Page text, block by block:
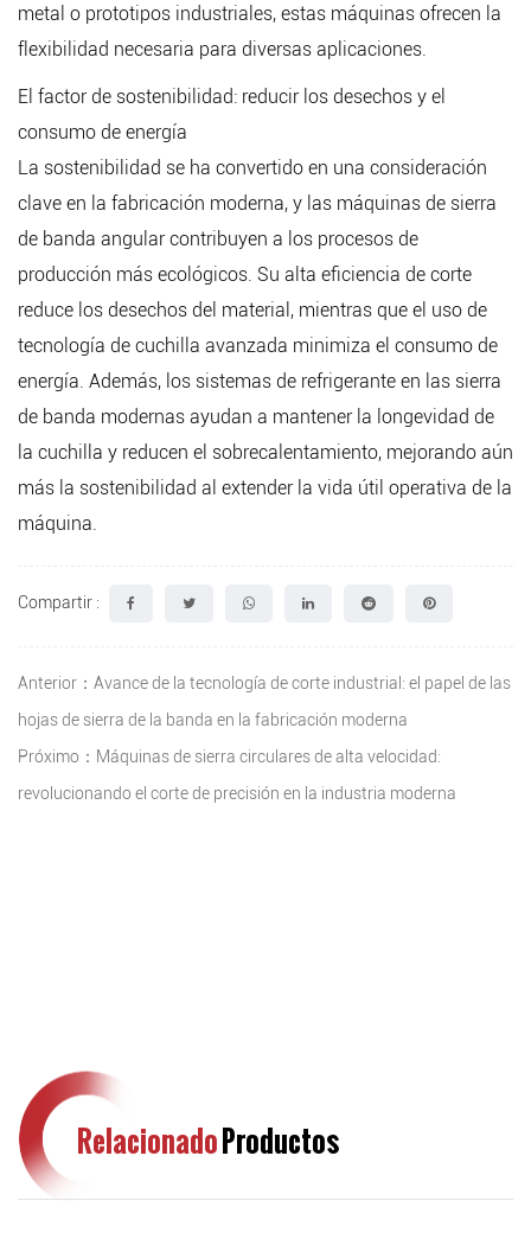
metal o prototipos industriales, estas máquinas ofrecen la
flexibilidad necesaria para diversas aplicaciones.
El factor de sostenibilidad: reducir los desechos y el
consumo de energía
La sostenibilidad se ha convertido en una consideración
clave en la fabricación moderna, y las máquinas de sierra
de banda angular contribuyen a los procesos de
producción más ecológicos. Su alta eficiencia de corte
reduce los desechos del material, mientras que el uso de
tecnología de cuchilla avanzada minimiza el consumo de
energía. Además, los sistemas de refrigerante en las sierra
de banda modernas ayudan a mantener la longevidad de
la cuchilla y reducen el sobrecalentamiento, mejorando aún
más la sostenibilidad al extender la vida útil operativa de la
máquina.
Compartir :
Anterior：Avance de la tecnología de corte industrial: el papel de las
hojas de sierra de la banda en la fabricación moderna
Próximo：Máquinas de sierra circulares de alta velocidad:
revolucionando el corte de precisión en la industria moderna
RelacionadoProductos